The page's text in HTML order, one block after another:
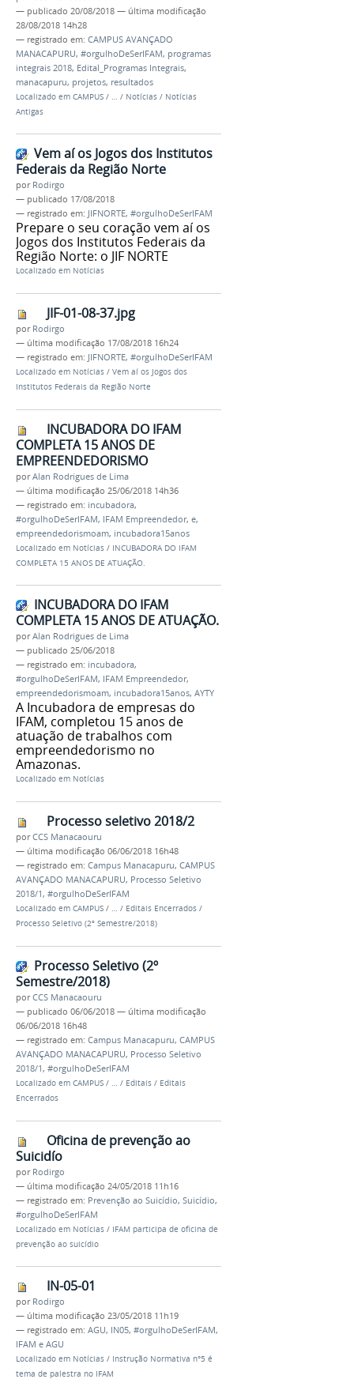
— publicado 20/08/2018 — última modificação
28/08/2018 14h28
— registrado em: CAMPUS AVANÇADO
MANACAPURU, #orgulhoDeSerIFAM, programas
integrais 2018, Edital_Programas Integrais,
manacapuru, projetos, resultados
Localizado em CAMPUS / / Notícias / Notícias
Antigas
Vem aí os Jogos dos Institutos
Federais da Região Norte
por Rodirgo
— publicado 17/08/2018
— registrado em: JIFNORTE, #orgulhoDeSerIFAM
Prepare o seu coração vem aí os
Jogos dos Institutos Federais da
Região Norte: o JIF NORTE
Localizado em Notícias
JIF-01-08-37.jpg
por Rodirgo
— última modificação 17/08/2018 16h24
— registrado em: JIFNORTE, #orgulhoDeSerIFAM
Localizado em Notícias / Vem aí os Jogos dos
Institutos Federais da Região Norte
INCUBADORA DO IFAM
COMPLETA 15 ANOS DE
EMPREENDEDORISMO
porAlan Rodrigues de Lima
— última modificação 25/06/2018 14h36
— registrado em: incubadora,
#orgulhoDeSerIFAM, IFAM Empreendedor, e,
empreendedorismoam, incubadora15anos
Localizado em Notícias / INCUBADORA DO IFAM
COMPLETA 15 ANOS DE ATUAÇÃO.
INCUBADORA DO IFAM
COMPLETA 15 ANOS DE ATUAÇÃO.
porAlan Rodrigues de Lima
— publicado 25/06/2018
— registrado em: incubadora,
#orgulhoDeSerIFAM, IFAM Empreendedor,
empreendedorismoam, incubadora15anos, AYTY
A Incubadora de empresas do
IFAM, completou 15 anos de
atuação de trabalhos com
empreendedorismo no
Amazonas.
Localizado em Notícias
Processo seletivo 2018/2
porCCS Manacaouru
— última modificação 06/06/2018 16h48
— registrado em: Campus Manacapuru, CAMPUS
AVANÇADO MANACAPURU, Processo Seletivo
2018/1, #orgulhoDeSerIFAM
Localizado em CAMPUS / … / Editais Encerrados /
Processo Seletivo (2º Semestre/2018)
Processo Seletivo (2º
Semestre/2018)
porCCS Manacaouru
— publicado 06/06/2018 — última modificação
06/06/2018 16h48
— registrado em: Campus Manacapuru, CAMPUS
AVANÇADO MANACAPURU, Processo Seletivo
2018/1, #orgulhoDeSerIFAM
Localizado em CAMPUS / … / Editais / Editais
Encerrados
Oficina de prevenção ao
Suicidío
por Rodirgo
— última modificação 24/05/2018 11h16
— registrado em: Prevenção ao Suicídio, Suicídio,
#orgulhoDeSerIFAM
Localizado em Notícias / IFAM participa de oficina de
prevenção ao suicídio
IN-05-01
por Rodirgo
— última modificação 23/05/2018 11h19
— registrado em: AGU, IN05, #orgulhoDeSerIFAM,
IFAM e AGU
Localizado em Notícias / Instrução Normativa n°5 é
tema de palestra no IFAM